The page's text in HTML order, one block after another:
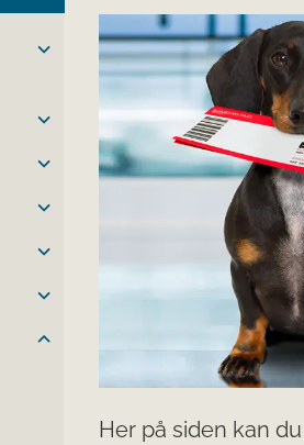
Her på siden kan